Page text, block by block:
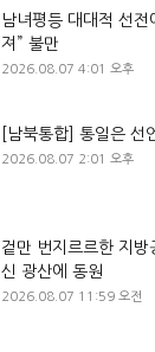
남녀평등 대대적 선전
져” 불만
2026.08.07 4:01 오후
[남북통합] 통일은 선
2026.08.07 2:01 오후
겉만 번지르르한 지
신 광산에 동원
2026.08.07 11:59 오전